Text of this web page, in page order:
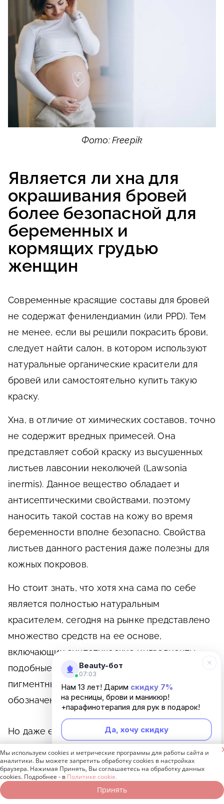
Фото: Freepik
Является ли хна для
окрашивания бровей
более безопасной для
беременных и
кормящих грудью
женщин
Современные красящие составы для бровей
не содержат фенилендиамин (или PPD). Тем
не менее, если вы решили покрасить брови,
следует найти салон, в котором используют
натуральные органические красители для
бровей или самостоятельно купить такую
краску.
Хна, в отличие от химических составов, точно
не содержит вредных примесей. Она
представляет собой краску из высушенных
листьев лавсонии неколючей (Lawsonia
inermis). Данное вещество обладает и
антисептическими свойствами, поэтому
наносить такой состав на кожу во время
беременности вполне безопасно. Свойства
листьев данного растения даже полезны для
кожных покровов.
Но стоит знать, что хотя хна сама по себе
является полностью натуральным
красителем, сегодня на рынке представлено
множество средств на ее основе,
включающих синтетические ингредиенты,
подобные тем, которые используются в
пигментных красках. Это, увы, не всегда четко
обозначено на упаковке.
Но даже если вы выберите краску с хной, не
содержащую PPD или его производных, то
вероятность аллергической реакции
остается из-за активного ингредиента хны –
лоусона (англ. lawson). Это натуральный
Beauty-бот
07:03
Нам 13 лет! Дарим скидку 7%
на ресницы, брови и маникюр!
+парафинотерапия для рук в подарок!
Да, хочу скидку
Неинтересно
Мы используем cookies и метрические программы для работы сайта и
аналитики. Вы можете запретить обработку cookies в настройках
браузера. Нажимая Принять, Вы соглашаетесь на обработку данных
cookies. Подробнее - в Политике cookie.
Принять